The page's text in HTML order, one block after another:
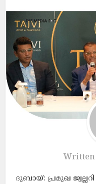
ദുബായ്: പ്രമുഖ